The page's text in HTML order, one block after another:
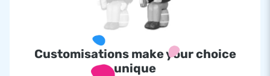
Customisations make your choice
unique